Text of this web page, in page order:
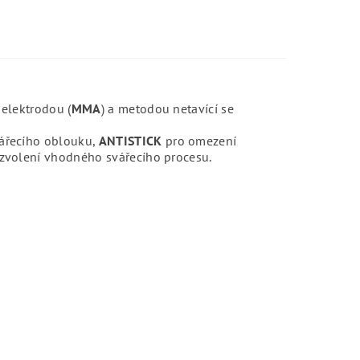
(MMA) a metodou netavící se
oblouku, ANTISTICK pro omezení
vhodného svářecího procesu.